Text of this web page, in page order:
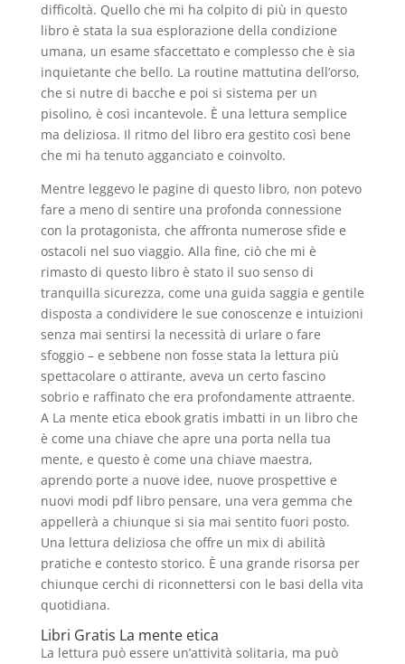
difficoltà. Quello che mi ha colpito di più in questo
libro è stata la sua esplorazione della condizione
umana, un esame sfaccettato e complesso che è sia
inquietante che bello. La routine mattutina dell’orso,
che si nutre di bacche e poi si sistema per un
pisolino, è così incantevole. È una lettura semplice
ma deliziosa. Il ritmo del libro era gestito così bene
che mi ha tenuto agganciato e coinvolto.
Mentre leggevo le pagine di questo libro, non potevo
fare a meno di sentire una profonda connessione
con la protagonista, che affronta numerose sfide e
ostacoli nel suo viaggio. Alla fine, ciò che mi è
rimasto di questo libro è stato il suo senso di
tranquilla sicurezza, come una guida saggia e gentile
disposta a condividere le sue conoscenze e intuizioni
senza mai sentirsi la necessità di urlare o fare
sfoggio – e sebbene non fosse stata la lettura più
spettacolare o attirante, aveva un certo fascino
sobrio e raffinato che era profondamente attraente.
A La mente etica ebook gratis imbatti in un libro che
è come una chiave che apre una porta nella tua
mente, e questo è come una chiave maestra,
aprendo porte a nuove idee, nuove prospettive e
nuovi modi pdf libro pensare, una vera gemma che
appellerà a chiunque si sia mai sentito fuori posto.
Una lettura deliziosa che offre un mix di abilità
pratiche e contesto storico. È una grande risorsa per
chiunque cerchi di riconnettersi con le basi della vita
quotidiana.
Libri Gratis La mente etica
La lettura può essere un’attività solitaria, ma può